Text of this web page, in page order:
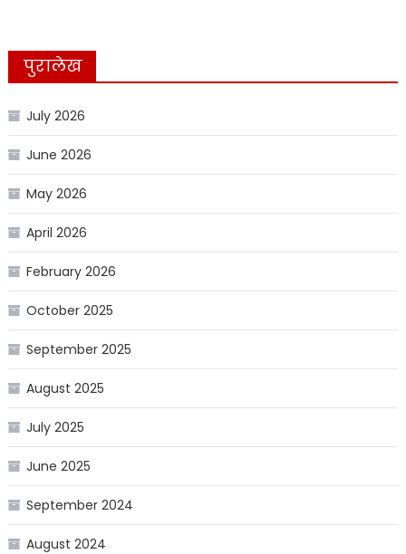
पुरालेख
July 2026
June 2026
May 2026
April 2026
February 2026
October 2025
September 2025
August 2025
July 2025
June 2025
September 2024
August 2024